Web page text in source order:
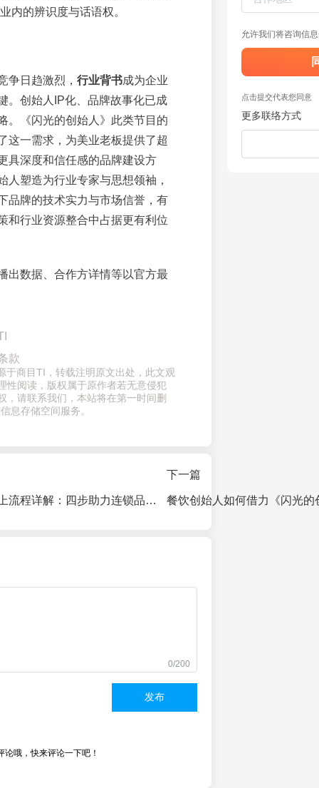
内的辨识度与话语权。
争日趋激烈， 行业背书成为企业
。创始人IP化、品牌故事化已成
。《闪光的创始人》此类节目的
这一需求，为美业老板提供了超
具深度和信任感的品牌建设方
人塑造为行业专家与思想领袖，
品牌的技术实力与市场信誉，有
和行业资源整合中占据更有利位
出数据、合作方详情等以官方最
款
于商目TI，转载注明原文出处，此文观
性阅读，版权属于原作者若无意侵犯
，请联系我们，本站将在第一时间删
息存储空间服务。
特许经营备案线上流程详解：四步助力连锁品牌合规扩张
下一篇
0/200
发布
论哦，快来评论一下吧！
允许我们将咨询信
点击提交代表您同意
更多联络方式